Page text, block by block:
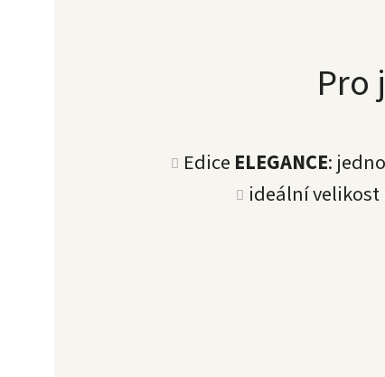
Pro
Edice ELEGANCE:
ideální velikost